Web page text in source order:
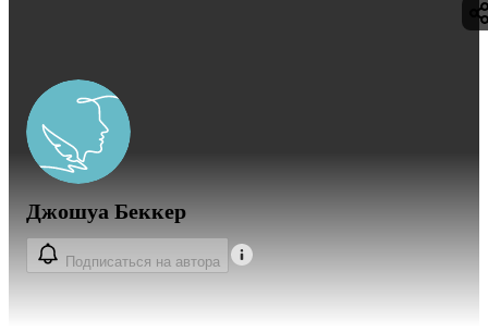
Джошуа Беккер
Подписаться на автора